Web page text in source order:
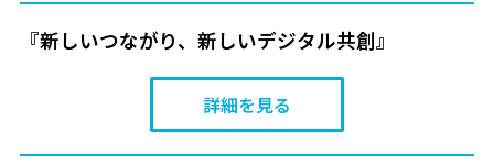
『新しいつながり、新しいデジタル共創』
詳細を見る